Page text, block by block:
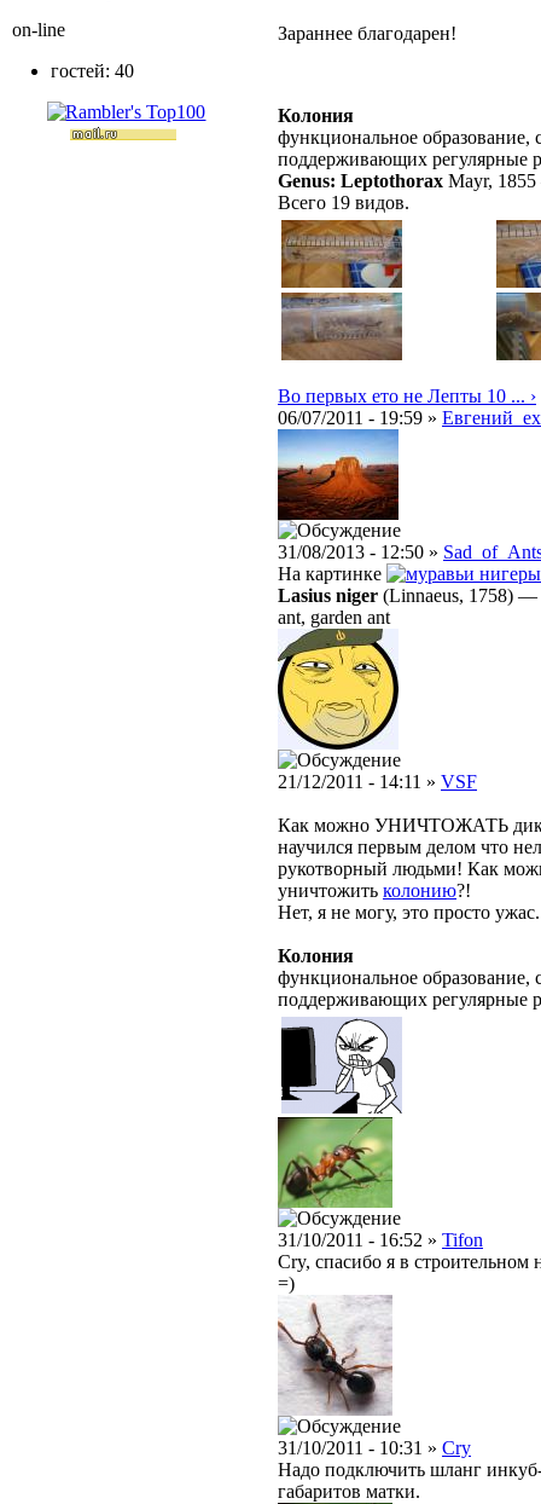
Зараннее благодарен!
Колония
функциональное образование,
поддерживающих регулярные
Genus: Leptothorax Mayr, 1855
Всего 19 видов.
Во первых ето не Лепты 10 ... ›
06/07/2011 - 19:59 »
31/08/2013 - 12:50 »
На картинке
нигеры
Lasius niger (Linnaeus, 1758) —
ant, garden ant
21/12/2011 - 14:11 » VSF
Как можно УНИЧТОЖАТЬ
научился первым делом что
рукотворный людьми! Как
уничтожить колонию?!
Нет, я не могу, это просто ужас.
Колония
функциональное образование,
поддерживающих регулярные
31/10/2011 - 16:52 » Tifon
Cry, спасибо я в
=)
31/10/2011 - 10:31 » Cry
Надо подключить шланг
габаритов матки.
on-line
гостей: 40